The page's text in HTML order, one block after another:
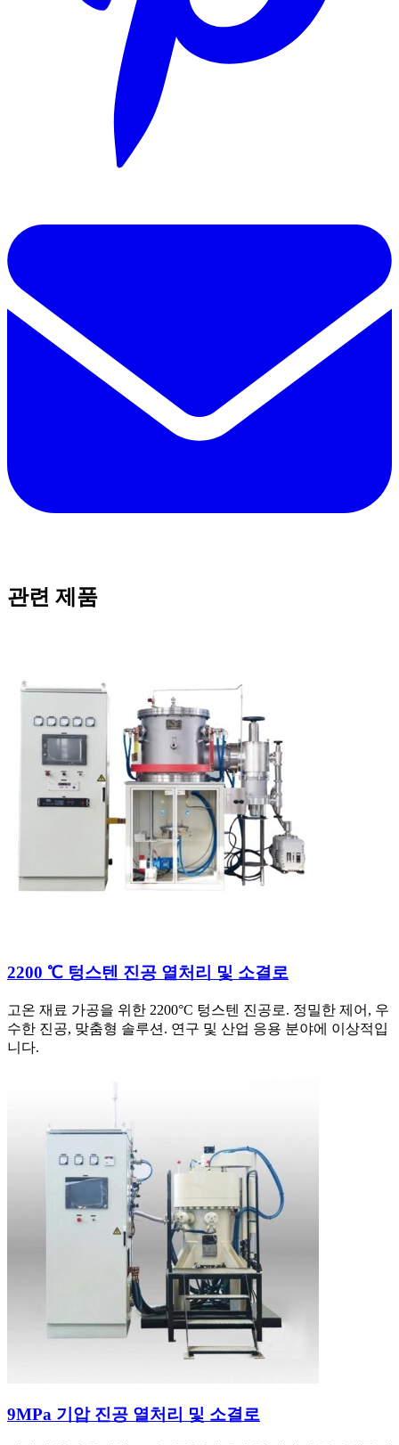
관련 제품
2200 ℃ 텅스텐 진공 열처리 및 소결로
고온 재료 가공을 위한 2200°C 텅스텐 진공로. 정밀한 제어, 우
수한 진공, 맞춤형 솔루션. 연구 및 산업 응용 분야에 이상적입
니다.
9MPa 기압 진공 열처리 및 소결로